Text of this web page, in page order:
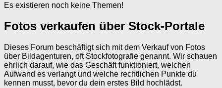
Es existieren noch keine Themen!
Fotos verkaufen über Stock-Portale
Dieses Forum beschäftigt sich mit dem Verkauf von Fotos
über Bildagenturen, oft Stockfotografie genannt. Wir schauen
ehrlich darauf, wie das Geschäft funktioniert, welchen
Aufwand es verlangt und welche rechtlichen Punkte du
kennen musst, bevor du dein erstes Bild hochlädst.